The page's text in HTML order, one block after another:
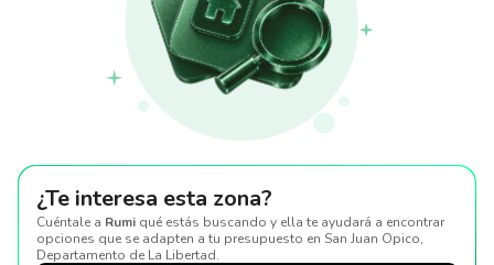
¿Te interesa esta zona?
Cuéntale a Rumi qué estás buscando y ella te ayudará a encontrar
opciones que se adapten a tu presupuesto en San Juan Opico,
Departamento de La Libertad.